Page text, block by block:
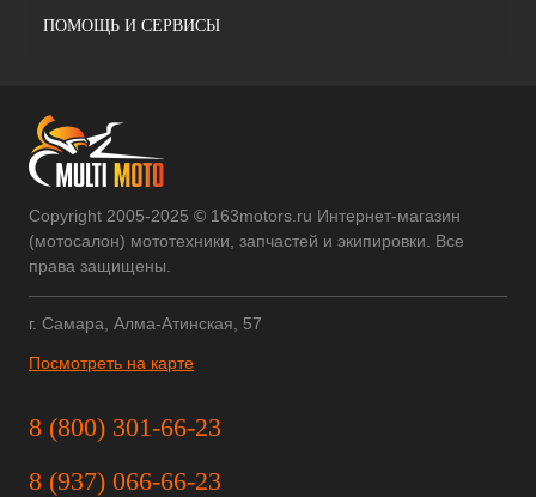
ПОМОЩЬ И СЕРВИСЫ
Copyright 2005-2025 © 163motors.ru Интернет-магазин
(мотосалон) мототехники, запчастей и экипировки. Все
права защищены.
г. Самара, Алма-Атинская, 57
Посмотреть на карте
8 (800) 301-66-23
8 (937) 066-66-23